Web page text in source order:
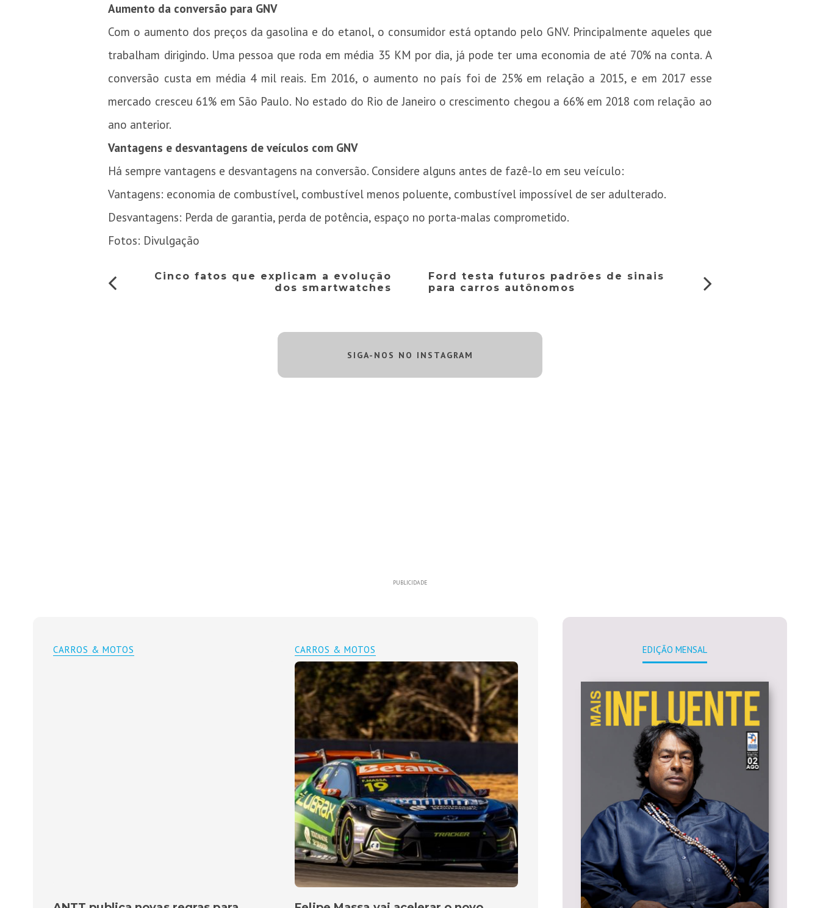
Aumento da conversão para GNV
Com o aumento dos preços da gasolina e do etanol, o consumidor está optando pelo GNV. Principalmente aqueles que
trabalham dirigindo. Uma pessoa que roda em média 35 KM por dia, já pode ter uma economia de até 70% na conta. A
conversão custa em média 4 mil reais. Em 2016, o aumento no país foi de 25% em relação a 2015, e em 2017 esse
mercado cresceu 61% em São Paulo. No estado do Rio de Janeiro o crescimento chegou a 66% em 2018 com relação ao
ano anterior.
Vantagens e desvantagens de veículos com GNV
Há sempre vantagens e desvantagens na conversão. Considere alguns antes de fazê-lo em seu veículo:
Vantagens: economia de combustível, combustível menos poluente, combustível impossível de ser adulterado.
Desvantagens: Perda de garantia, perda de potência, espaço no porta-malas comprometido.
Fotos: Divulgação
Cinco fatos que explicam a evolução
dos smartwatches
Ford testa futuros padrões de sinais
para carros autônomos
SIGA-NOS NO INSTAGRAM
PUBLICIDADE
CARROS & MOTOS
CARROS & MOTOS EDIÇÃO MENSAL